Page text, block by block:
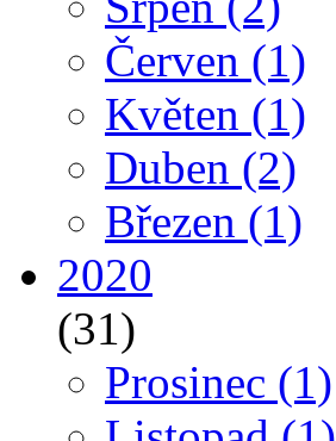
Červen (1)
Květen (1)
Duben (2)
Březen (1)
2020
(31)
Prosinec (1)